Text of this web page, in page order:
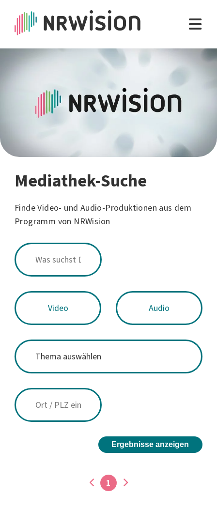
Mediathek-Suche
Finde Video- und Audio-Produktionen aus dem
Programm von NRWision
Video Audio
Ergebnisse anzeigen
1